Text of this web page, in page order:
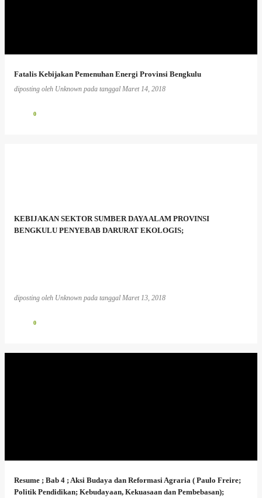
Fatalis Kebijakan Pemenuhan Energi Provinsi Bengkulu
diposting oleh Unknown pada tanggal Maret 14, 2018
0
KEBIJAKAN SEKTOR SUMBER DAYA ALAM PROVINSI
BENGKULU PENYEBAB DARURAT EKOLOGIS;
diposting oleh Unknown pada tanggal Maret 13, 2018
0
Resume ; Bab 4 ; Aksi Budaya dan Reformasi Agraria ( Paulo Freire;
Politik Pendidikan; Kebudayaan, Kekuasaan dan Pembebasan);